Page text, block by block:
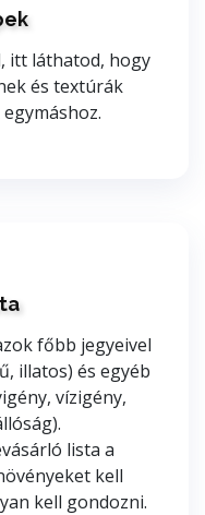
itt láthatod, hogy
és textúrák
főbb jegyeivel
illatos) és egyéb
vízigény,
lista a
kell
kell gondozni.